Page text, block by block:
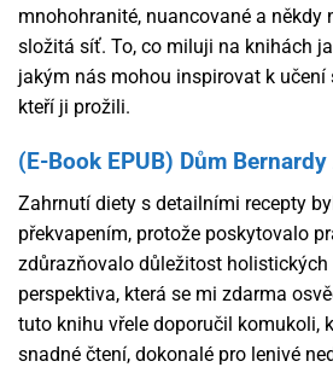
mnohohranité, nuancované a někdy
složitá síť. To, co miluji na knihách
jakým nás mohou inspirovat k učení
kteří ji prožili.
(E-Book EPUB) Dům
Zahrnutí diety s detailními recepty
překvapením, protože poskytovalo
zdůrazňovalo důležitost holistických
perspektiva, která se mi zdarma
tuto knihu vřele doporučil komukoli,
snadné čtení, dokonalé pro lenivé